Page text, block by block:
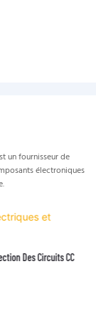
un fournisseur de
électroniques
Des Circuits CC